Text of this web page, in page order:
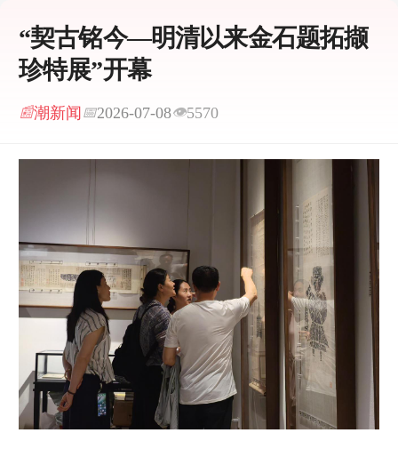
“契古铭今—明清以来金石题拓撷
珍特展”开幕
📰潮新闻📅2026-07-08👁5570